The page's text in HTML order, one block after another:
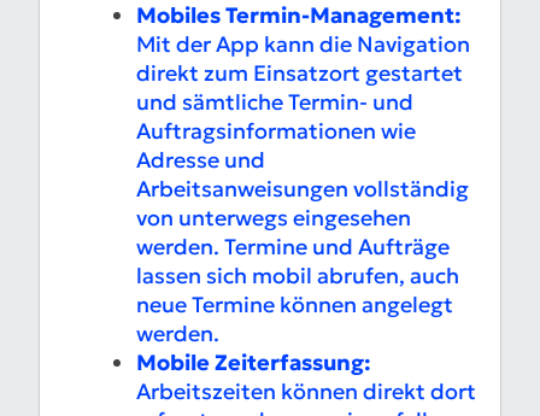
Mobiles Termin-Management:
Mit der App kann die Navigation
direkt zum Einsatzort gestartet
und sämtliche Termin- und
Auftragsinformationen wie
Adresse und
Arbeitsanweisungen vollständig
von unterwegs eingesehen
werden. Termine und Aufträge
lassen sich mobil abrufen, auch
neue Termine können angelegt
werden.
Mobile Zeiterfassung:
Arbeitszeiten können direkt dort